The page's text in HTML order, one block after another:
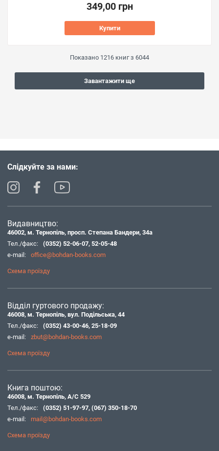
349,00 грн
Купити
Показано 1216 книг з 6044
Завантажити ще
Слідкуйте за нами:
Видавництво:
46002, м. Тернопіль, просп. Степана Бандери, 34а
Тел./факс:
(0352) 52-06-07, 52-05-48
e-mail:
office@bohdan-books.com
Схема проїзду
Відділ гуртового продажу:
46008, м. Тернопіль, вул. Подільська, 44
Тел./факс:
(0352) 43-00-46, 25-18-09
e-mail:
zbut@bohdan-books.com
Схема проїзду
Книга поштою:
46008, м. Тернопіль, А/С 529
Тел./факс:
(0352) 51-97-97, (067) 350-18-70
e-mail:
mail@bohdan-books.com
Схема проїзду